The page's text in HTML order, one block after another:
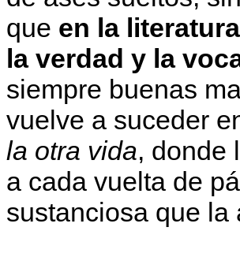
que en la
la verdad y la
siempre buenas
vuelve a suceder
la otra vida, donde
a cada vuelta de
sustanciosa que la